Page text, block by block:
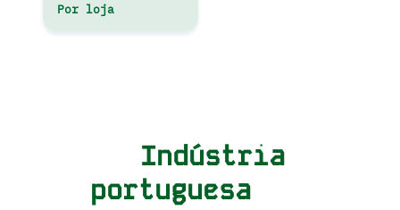
Por loja
Indústria
portuguesa